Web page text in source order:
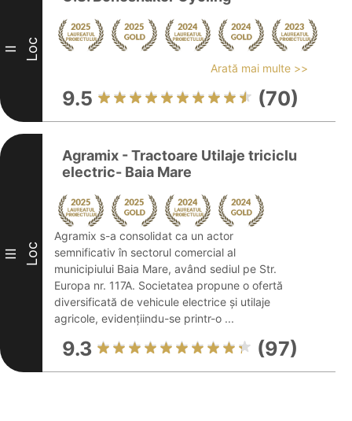
II Loc
Arată mai multe >>
9.5 (70)
III Loc
Agramix - Tractoare Utilaje triciclu
electric- Baia Mare
Agramix s-a consolidat ca un actor
semnificativ în sectorul comercial al
municipiului Baia Mare, având sediul pe Str.
Europa nr. 117A. Societatea propune o ofertă
diversificată de vehicule electrice și utilaje
agricole, evidențiindu-se printr-o ...
9.3 (97)